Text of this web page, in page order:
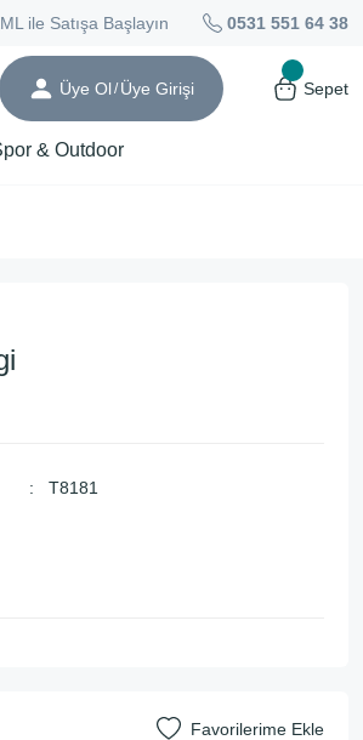
ile Satışa Başlayın 0531 551 64 38
Üye Ol/ Üye Girişi Sepet
& Outdoor
T8181